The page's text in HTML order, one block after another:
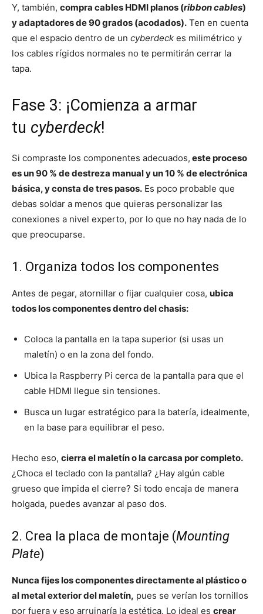
Y, también, compra cables HDMI planos (ribbon cables)
y adaptadores de 90 grados (acodados). Ten en cuenta
que el espacio dentro de un cyberdeck es milimétrico y
los cables rígidos normales no te permitirán cerrar la
tapa.
Fase 3: ¡Comienza a armar
tu cyberdeck!
Si compraste los componentes adecuados, este proceso
es un 90 % de destreza manual y un 10 % de electrónica
básica, y consta de tres pasos. Es poco probable que
debas soldar a menos que quieras personalizar las
conexiones a nivel experto, por lo que no hay nada de lo
que preocuparse.
1. Organiza todos los componentes
Antes de pegar, atornillar o fijar cualquier cosa, ubica
todos los componentes dentro del chasis:
Coloca la pantalla en la tapa superior (si usas un
maletín) o en la zona del fondo.
Ubica la Raspberry Pi cerca de la pantalla para que el
cable HDMI llegue sin tensiones.
Busca un lugar estratégico para la batería, idealmente,
en la base para equilibrar el peso.
Hecho eso, cierra el maletín o la carcasa por completo.
¿Choca el teclado con la pantalla? ¿Hay algún cable
grueso que impida el cierre? Si todo encaja de manera
holgada, puedes avanzar al paso dos.
2. Crea la placa de montaje (Mounting
Plate)
Nunca fijes los componentes directamente al plástico o
al metal exterior del maletín, pues se verían los tornillos
por fuera y eso arruinaría la estética. Lo ideal es crear